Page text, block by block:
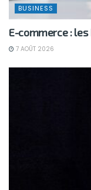
BUSINESS
E-commerce : les
7 AOÛT 2026